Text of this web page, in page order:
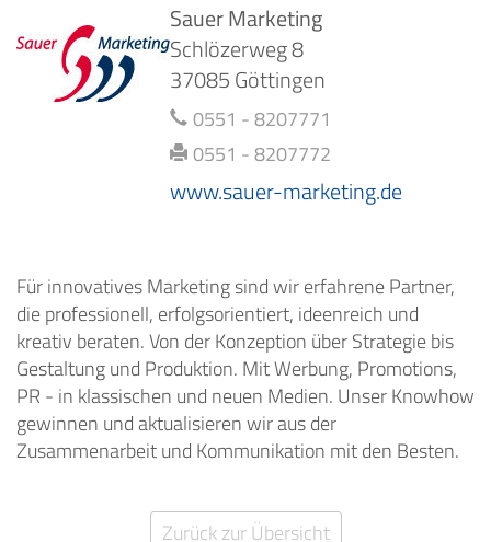
Sauer Marketing
Schlözerweg 8
37085 Göttingen
0551 - 8207771
0551 - 8207772
www.sauer-marketing.de
Für innovatives Marketing sind wir erfahrene Partner,
die professionell, erfolgsorientiert, ideenreich und
kreativ beraten. Von der Konzeption über Strategie bis
Gestaltung und Produktion. Mit Werbung, Promotions,
PR - in klassischen und neuen Medien. Unser Knowhow
gewinnen und aktualisieren wir aus der
Zusammenarbeit und Kommunikation mit den Besten.
Zurück zur Übersicht